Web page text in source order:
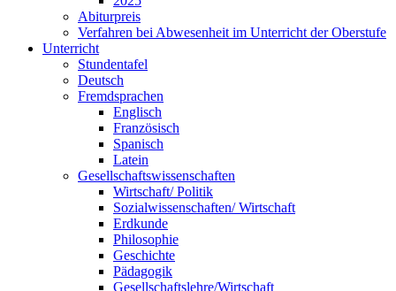
Abiturpreis
Verfahren bei Abwesenheit im Unterricht der Oberstufe
Unterricht
Stundentafel
Deutsch
Fremdsprachen
Englisch
Französisch
Spanisch
Latein
Gesellschaftswissenschaften
Wirtschaft/ Politik
Sozialwissenschaften/ Wirtschaft
Erdkunde
Philosophie
Geschichte
Pädagogik
Gesellschaftslehre/Wirtschaft